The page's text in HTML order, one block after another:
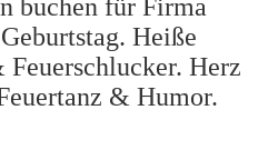
buchen für Firma
Heiße
Feuerschlucker. Herz
& Humor.